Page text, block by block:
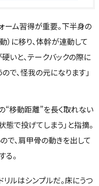
ーム習得が重要。下半身の
に移り、体幹が連動して
いと、テークバックの際に
で、怪我の元になります」
“移動距離”を長く取れない
態で投げてしまう」と指摘。
で、肩甲骨の動きを出して
る。
ルはシンプルだ。床にうつ